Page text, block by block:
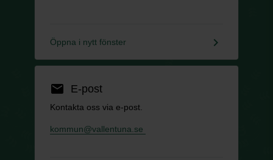
Öppna i nytt fönster keyboard_arrow_right
email E-post
Kontakta oss via e-post.
kommun@vallentuna.se